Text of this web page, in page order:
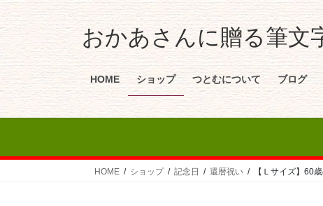
おかあさんに贈る筆文
HOME ショップ つとむについて ブログ
HOME ショップ 記念日 還暦祝い 【Ｌサイズ】60